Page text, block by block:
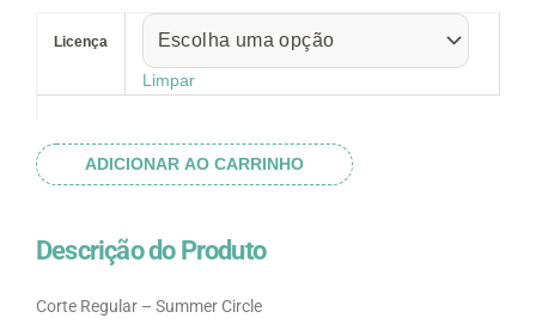
através
R$ 32.82
Licença
Limpar
quantidade
ADICIONAR AO CARRINHO
Descrição do Produto
Corte Regular – Summer Circle